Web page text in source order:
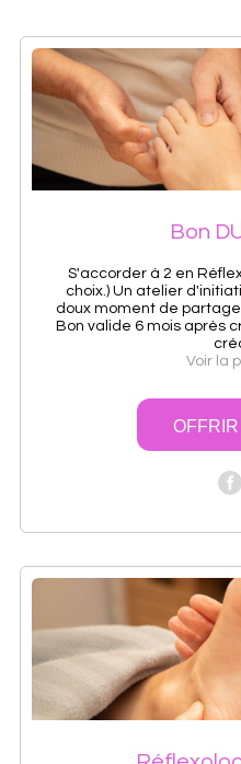
Bon
S'accorder à 2 en
choix.) Un atelier
doux moment de
Bon valide 6 mois après
Voir la